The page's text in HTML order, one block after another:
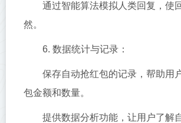
通过智能算法模拟人类回复，使
然。
6. 数据统计与记录：
保存自动抢红包的记录，帮助用
包金额和数量。
提供数据分析功能，让用户了解